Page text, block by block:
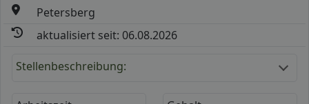
Petersberg
aktualisiert seit: 06.08.2026
Stellenbeschreibung: